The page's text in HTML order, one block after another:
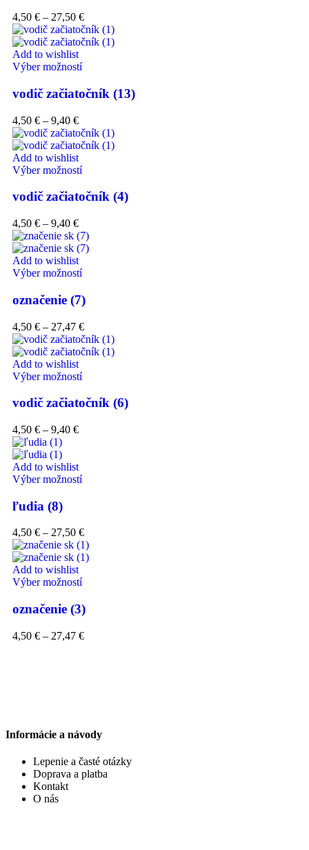
4,50 € – 27,50 €
Add to wishlist
Výber možností
vodič začiatočník (13)
4,50 € – 9,40 €
Add to wishlist
Výber možností
vodič začiatočník (4)
4,50 € – 9,40 €
Add to wishlist
Výber možností
označenie (7)
4,50 € – 27,47 €
Add to wishlist
Výber možností
vodič začiatočník (6)
4,50 € – 9,40 €
Add to wishlist
Výber možností
ľudia (8)
4,50 € – 27,50 €
Add to wishlist
Výber možností
označenie (3)
4,50 € – 27,47 €
Informácie a návody
Lepenie a časté otázky
Doprava a platba
Kontakt
O nás